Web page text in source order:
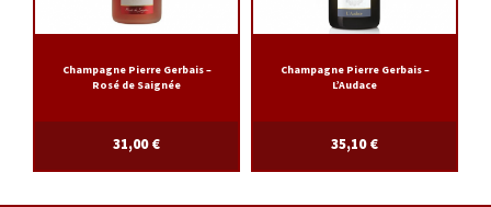
Champagne Pierre Gerbais –
Rosé de Saignée
31,00€
Champagne Pierre Gerbais –
L’Audace
35,10€